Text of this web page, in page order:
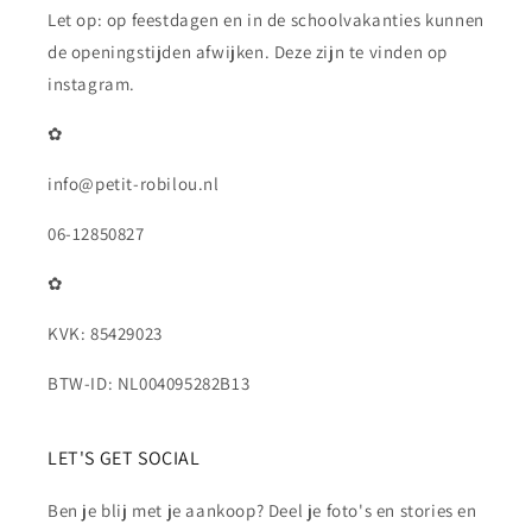
Let op: op feestdagen en in de schoolvakanties kunnen
de openingstijden afwijken. Deze zijn te vinden op
instagram.
✿
info@petit-robilou.nl
06-12850827
✿
KVK: 85429023
BTW-ID: NL004095282B13
LET'S GET SOCIAL
Ben je blij met je aankoop? Deel je foto's en stories en